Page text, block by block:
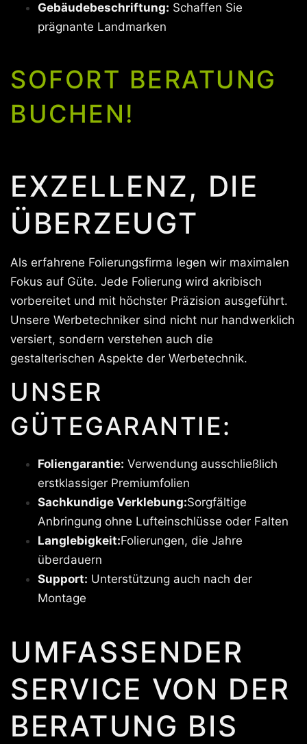
Gebäudebeschriftung: Schaffen Sie
prägnante Landmarken
SOFORT BERATUNG
BUCHEN!
EXZELLENZ, DIE
ÜBERZEUGT
Als erfahrene Folierungsfirma legen wir maximalen
Fokus auf Güte. Jede Folierung wird akribisch
vorbereitet und mit höchster Präzision ausgeführt.
Unsere Werbetechniker sind nicht nur handwerklich
versiert, sondern verstehen auch die
gestalterischen Aspekte der Werbetechnik.
UNSER
GÜTEGARANTIE:
Foliengarantie: Verwendung ausschließlich
erstklassiger Premiumfolien
Sachkundige Verklebung:Sorgfältige
Anbringung ohne Lufteinschlüsse oder Falten
Langlebigkeit:Folierungen, die Jahre
überdauern
Support: Unterstützung auch nach der
Montage
UMFASSENDER
SERVICE VON DER
BERATUNG BIS